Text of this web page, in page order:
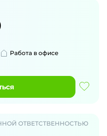
Работа в офисе
ОТВЕТСТВЕННОСТЬЮ